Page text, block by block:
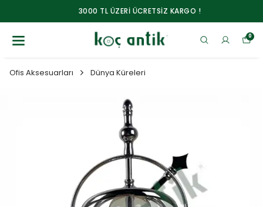
3000 TL ÜZERİ ÜCRETSİZ KARGO !
0
Ofis Aksesuarları Dünya Küreleri